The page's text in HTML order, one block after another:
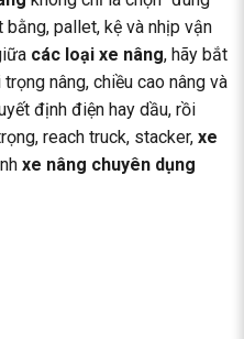
pallet, kệ và nhịp vận
các loại xe nâng, hãy bắt
nâng, chiều cao nâng và
định điện hay dầu, rồi
reach truck, stacker, xe
xe nâng chuyên dụng